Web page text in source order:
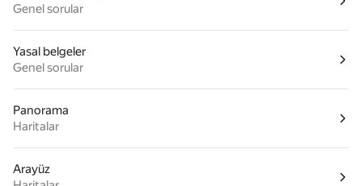
Genel sorular
Yasal belgeler
Genel sorular
Panorama
Haritalar
Arayüz